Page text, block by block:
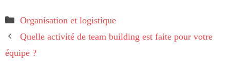
Catégories
Organisation et logistique
Quelle activité de team building est faite pour votre
équipe ?